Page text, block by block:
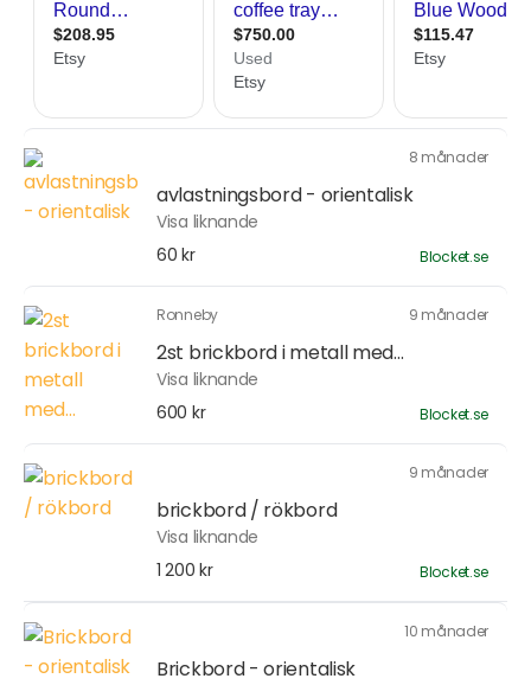
8 månader
avlastningsbord - orientalisk
Visa liknande
60 kr
Blocket.se
Ronneby 9 månader
2st brickbord i metall med...
Visa liknande
600 kr
Blocket.se
9 månader
brickbord / rökbord
Visa liknande
1 200 kr
Blocket.se
10 månader
Brickbord - orientalisk